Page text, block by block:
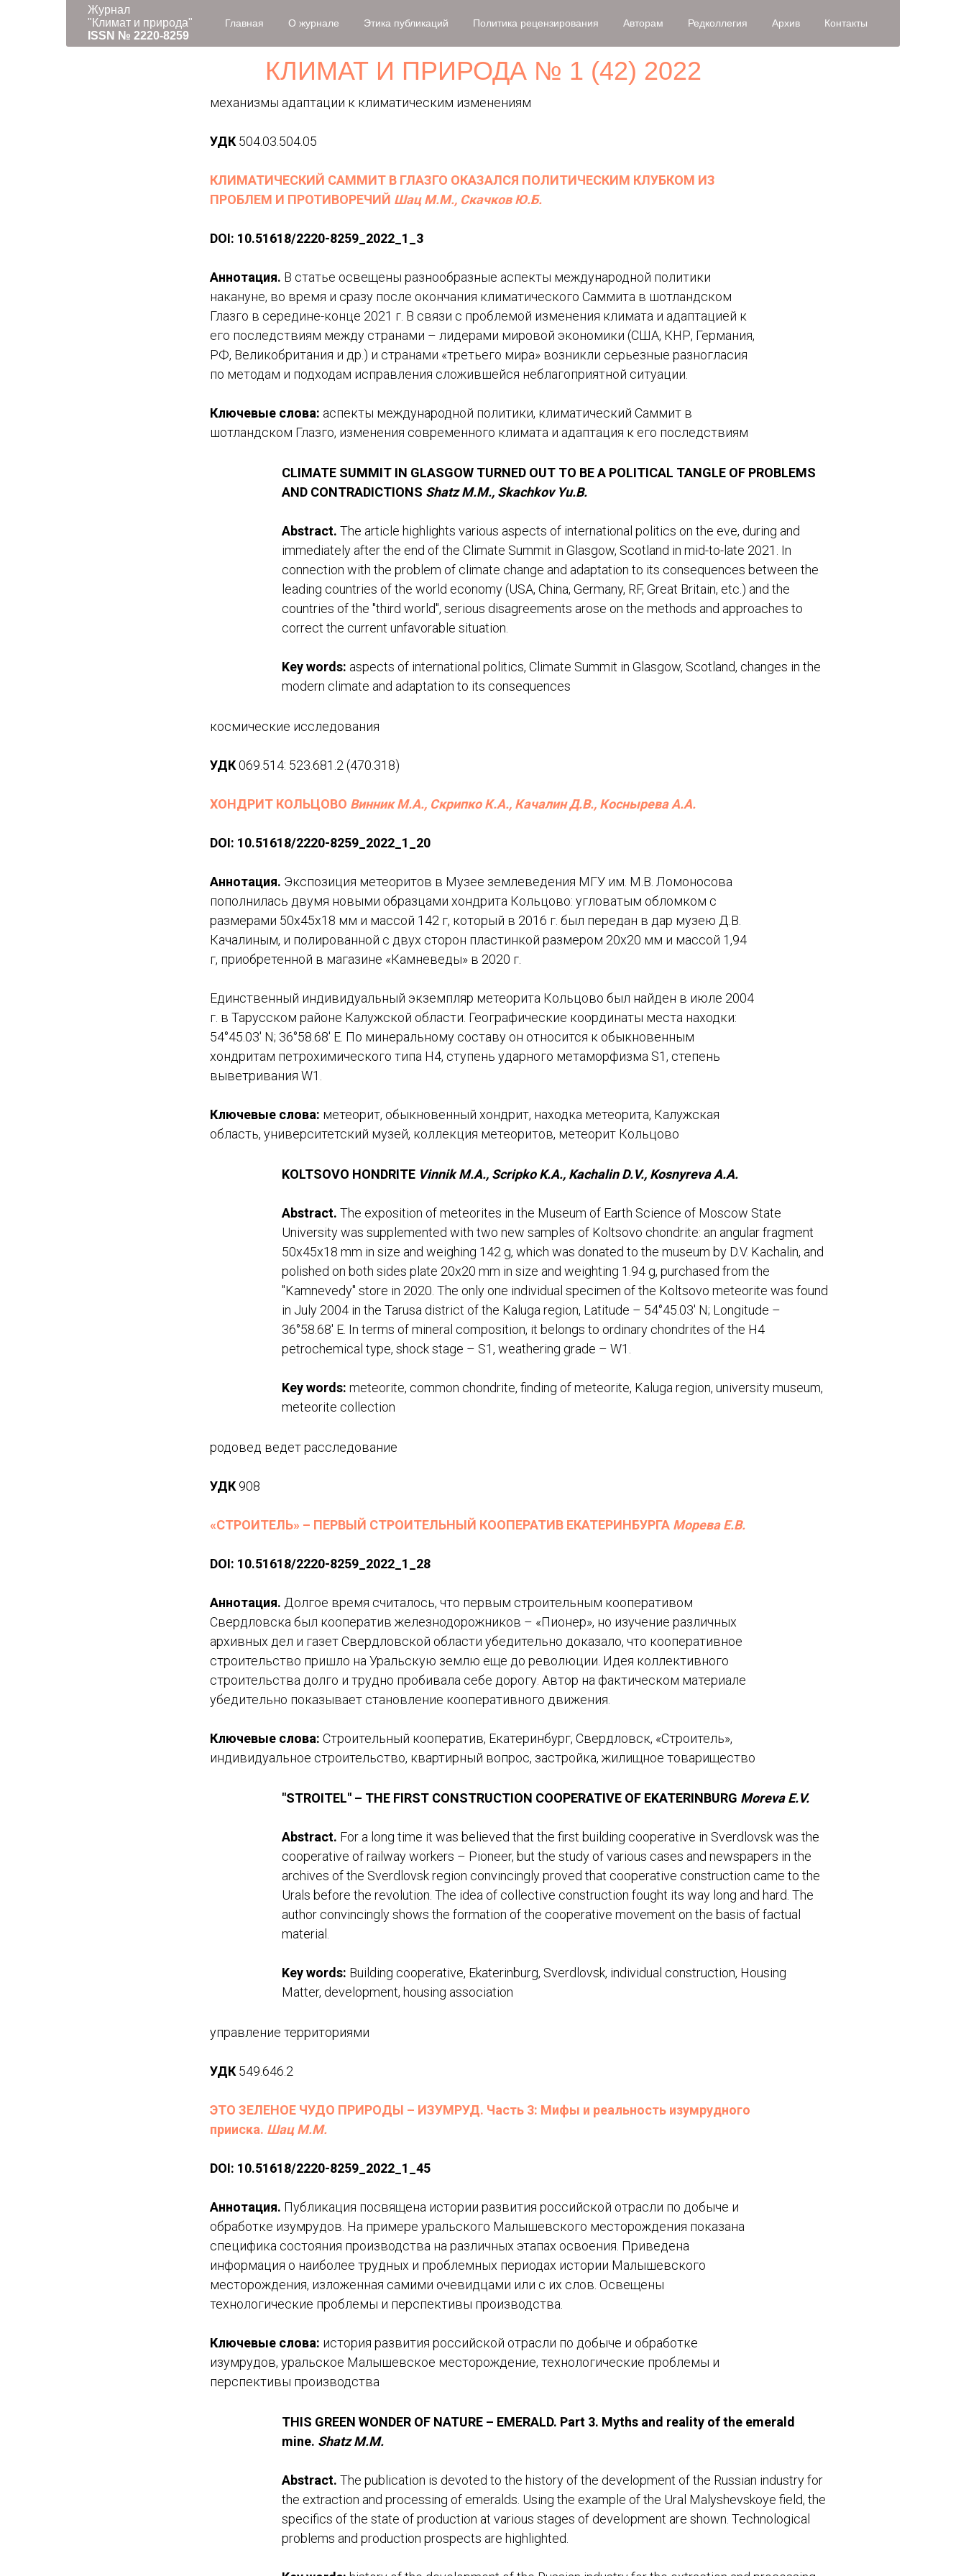
Журнал
"Климат и природа"
ISSN № 2220-8259
Главная О журнале Этика публикаций Политика рецензирования Авторам Редколлегия Архив Контакты
КЛИМАТ И ПРИРОДА № 1 (42) 2022
механизмы адаптации к климатическим изменениям
УДК 504.03.504.05
КЛИМАТИЧЕСКИЙ САММИТ В ГЛАЗГО ОКАЗАЛСЯ ПОЛИТИЧЕСКИМ КЛУБКОМ ИЗ
ПРОБЛЕМ И ПРОТИВОРЕЧИЙ Шац М.М., Скачков Ю.Б.
DOI: 10.51618/2220-8259_2022_1_3
Аннотация. В статье освещены разнообразные аспекты международной политики
накануне, во время и сразу после окончания климатического Саммита в шотландском
Глазго в середине-конце 2021 г. В связи с проблемой изменения климата и адаптацией к
его последствиям между странами – лидерами мировой экономики (США, КНР, Германия,
РФ, Великобритания и др.) и странами «третьего мира» возникли серьезные разногласия
по методам и подходам исправления сложившейся неблагоприятной ситуации.
Ключевые слова: аспекты международной политики, климатический Саммит в
шотландском Глазго, изменения современного климата и адаптация к его последствиям
CLIMATE SUMMIT IN GLASGOW TURNED OUT TO BE A POLITICAL TANGLE OF PROBLEMS
AND CONTRADICTIONS Shatz M.M., Skachkov Yu.B.
Abstract. The article highlights various aspects of international politics on the eve, during and
immediately after the end of the Climate Summit in Glasgow, Scotland in mid-to-late 2021. In
connection with the problem of climate change and adaptation to its consequences between the
leading countries of the world economy (USA, China, Germany, RF, Great Britain, etc.) and the
countries of the "third world", serious disagreements arose on the methods and approaches to
correct the current unfavorable situation.
Key words: aspects of international politics, Climate Summit in Glasgow, Scotland, changes in the
modern climate and adaptation to its consequences
космические исследования
УДК069.514: 523.681.2 (470.318)
ХОНДРИТ КОЛЬЦОВО Винник М.А., Скрипко К.А., Качалин Д.В., Коснырева А.А.
DOI: 10.51618/2220-8259_2022_1_20
Аннотация. Экспозиция метеоритов в Музее землеведения МГУ им. М.В. Ломоносова
пополнилась двумя новыми образцами хондрита Кольцово: угловатым обломком с
размерами 50х45х18 мм и массой 142 г, который в 2016 г. был передан в дар музею Д.В.
Качалиным, и полированной с двух сторон пластинкой размером 20х20 мм и массой 1,94
г, приобретенной в магазине «Камневеды» в 2020 г.
Единственный индивидуальный экземпляр метеорита Кольцово был найден в июле 2004
г. в Тарусском районе Калужской области. Географические координаты места находки:
54°45.03' N; 36°58.68' E. По минеральному составу он относится к обыкновенным
хондритам петрохимического типа H4, ступень ударного метаморфизма S1, степень
выветривания W1.
Ключевые слова: метеорит, обыкновенный хондрит, находка метеорита, Калужская
область, университетский музей, коллекция метеоритов, метеорит Кольцово
KOLTSOVO HONDRITE Vinnik M.A., Scripko K.A., Kachalin D.V., Kosnyreva A.A.
Abstract. The exposition of meteorites in the Museum of Earth Science of Moscow State
University was supplemented with two new samples of Koltsovo chondrite: an angular fragment
50x45x18 mm in size and weighing 142 g, which was donated to the museum by D.V. Kachalin, and
polished on both sides plate 20x20 mm in size and weighting 1.94 g, purchased from the
"Kamnevedy" store in 2020. The only one individual specimen of the Koltsovo meteorite was found
in July 2004 in the Tarusa district of the Kaluga region, Latitude – 54°45.03' N; Longitude –
36°58.68' E. In terms of mineral composition, it belongs to ordinary chondrites of the H4
petrochemical type, shock stage – S1, weathering grade – W1.
Key words: meteorite, common chondrite, finding of meteorite, Kaluga region, university museum,
meteorite collection
родовед ведет расследование
УДК 908
«СТРОИТЕЛЬ» – ПЕРВЫЙ СТРОИТЕЛЬНЫЙ КООПЕРАТИВ ЕКАТЕРИНБУРГА Морева Е.В.
DOI: 10.51618/2220-8259_2022_1_28
Аннотация. Долгое время считалось, что первым строительным кооперативом
Свердловска был кооператив железнодорожников – «Пионер», но изучение различных
архивных дел и газет Свердловской области убедительно доказало, что кооперативное
строительство пришло на Уральскую землю еще до революции. Идея коллективного
строительства долго и трудно пробивала себе дорогу. Автор на фактическом материале
убедительно показывает становление кооперативного движения.
Ключевые слова: Строительный кооператив, Екатеринбург, Свердловск, «Строитель»,
индивидуальное строительство, квартирный вопрос, застройка, жилищное товарищество
"STROITEL" – THE FIRST CONSTRUCTION COOPERATIVE OF EKATERINBURG Moreva E.V.
Abstract. For a long time it was believed that the first building cooperative in Sverdlovsk was the
cooperative of railway workers – Pioneer, but the study of various cases and newspapers in the
archives of the Sverdlovsk region convincingly proved that cooperative construction came to the
Urals before the revolution. The idea of collective construction fought its way long and hard. The
author convincingly shows the formation of the cooperative movement on the basis of factual
material.
Key words: Building cooperative, Ekaterinburg, Sverdlovsk, individual construction, Housing
Matter, development, housing association
управление территориями
УДК 549.646.2
ЭТО ЗЕЛЕНОЕ ЧУДО ПРИРОДЫ – ИЗУМРУД. Часть 3: Мифы и реальность изумрудного
прииска. Шац М.М.
DOI: 10.51618/2220-8259_2022_1_45
Аннотация. Публикация посвящена истории развития российской отрасли по добыче и
обработке изумрудов. На примере уральского Малышевского месторождения показана
специфика состояния производства на различных этапах освоения. Приведена
информация о наиболее трудных и проблемных периодах истории Малышевского
месторождения, изложенная самими очевидцами или с их слов. Освещены
технологические проблемы и перспективы производства.
Ключевые слова: история развития российской отрасли по добыче и обработке
изумрудов, уральское Малышевское месторождение, технологические проблемы и
перспективы производства
THIS GREEN WONDER OF NATURE – EMERALD. Part 3. Myths and reality of the emerald
mine. Shatz M.M.
Abstract. The publication is devoted to the history of the development of the Russian industry for
the extraction and processing of emeralds. Using the example of the Ural Malyshevskoye field, the
specifics of the state of production at various stages of development are shown. Technological
problems and production prospects are highlighted.